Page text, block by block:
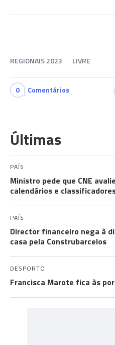
REGIONAIS 2023 LIVRE
0 Comentários
Últimas
PAÍS
Ministro pede que CNE
calendários e
PAÍS
Director financeiro nega à
casa pela Construbarcelos
DESPORTO
Francisca Marote fica às